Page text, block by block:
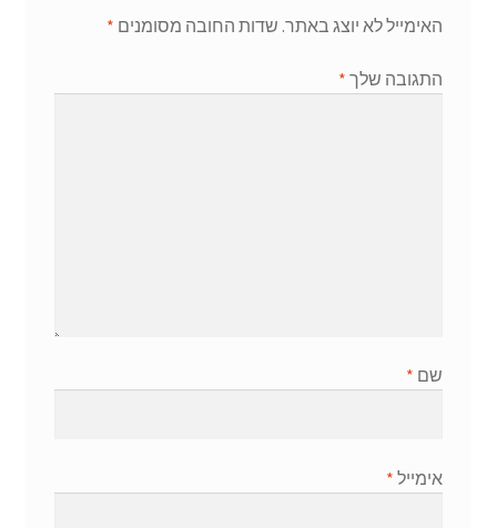
האימייל לא יוצג באתר. שדות החובה מסומנים *
התגובה שלך *
שם *
אימייל *